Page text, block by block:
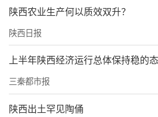
陕西农业生产何以质效双升？
陕西日报
上半年陕西经济运行总体保持稳的
三秦都市报
陕西出土罕见陶俑